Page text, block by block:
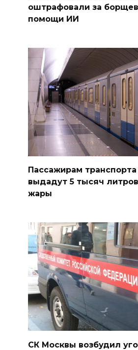
оштрафовали за
помощи ИИ
Пассажирам
выдадут 5 тысяч
жары
СК Москвы возбудил